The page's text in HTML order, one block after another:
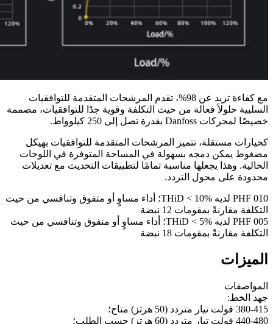
مع كفاءة تزيد عن 98%، تقدم المرشحات المتقدمة للتوافقيات
السلبية حلولاً فعالة من حيث التكلفة وقوية جدًا للتوافقيات، مصممة
خصيصًا لمحركات Danfoss بقدرة تصل إلى 250 كيلوواط.
كخيارات مستقلة، تتميز المرشحات المتقدمة للتوافقيات بهيكل
مضغوط يمكن دمجه بسهولة في المساحة المتوفرة في اللوحات
الحالية. وهذا يجعلها مناسبة تمامًا لتطبيقات التحديث مع تعديلات
محدودة على محول التردد.
PHF 010 لديه THiD < 10%؛ أداء مساوٍ أو متفوق وتنافسي من حيث
التكلفة مقارنةً بمقومات 12 نبضة
PHF 005 لديه THiD < 5%؛ أداء مساوٍ أو متفوق وتنافسي من حيث
التكلفة مقارنةً بمقومات 18 نبضة
الميزات
المواصفات
جهد الخط:
380-415 فولت تيار متردد (50 هرتز) متاح؛
440-480 فولت تيار متردد (60 هرتز) حسب الطلب؛